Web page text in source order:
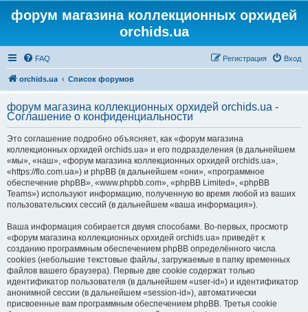
форум магазина коллекционных орхидей
orchids.ua
FAQ Вход
Регистрация
orchids.ua Список форумов
форум магазина коллекционных орхидей orchids.ua -
Соглашение о конфиденциальности
Это соглашение подробно объясняет, как «форум магазина
коллекционных орхидей orchids.ua» и его подразделения (в дальнейшем
«мы», «наш», «форум магазина коллекционных орхидей orchids.ua»,
«https://flo.com.ua») и phpBB (в дальнейшем «они», «программное
обеспечение phpBB», «www.phpbb.com», «phpBB Limited», «phpBB
Teams») используют информацию, полученную во время любой из ваших
пользовательских сессий (в дальнейшем «ваша информация»).
Ваша информация собирается двумя способами. Во-первых, просмотр
«форум магазина коллекционных орхидей orchids.ua» приведёт к
созданию программным обеспечением phpBB определённого числа
cookies (небольшие текстовые файлы, загружаемые в папку временных
файлов вашего браузера). Первые две cookie содержат только
идентификатор пользователя (в дальнейшем «user-id») и идентификатор
анонимной сессии (в дальнейшем «session-id»), автоматически
присвоенные вам программным обеспечением phpBB. Третья cookie